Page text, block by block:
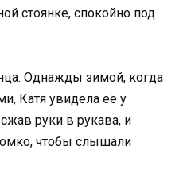
стоянке, спокойно под
Однажды зимой, когда
Катя увидела её у
руки в рукава, и
чтобы слышали